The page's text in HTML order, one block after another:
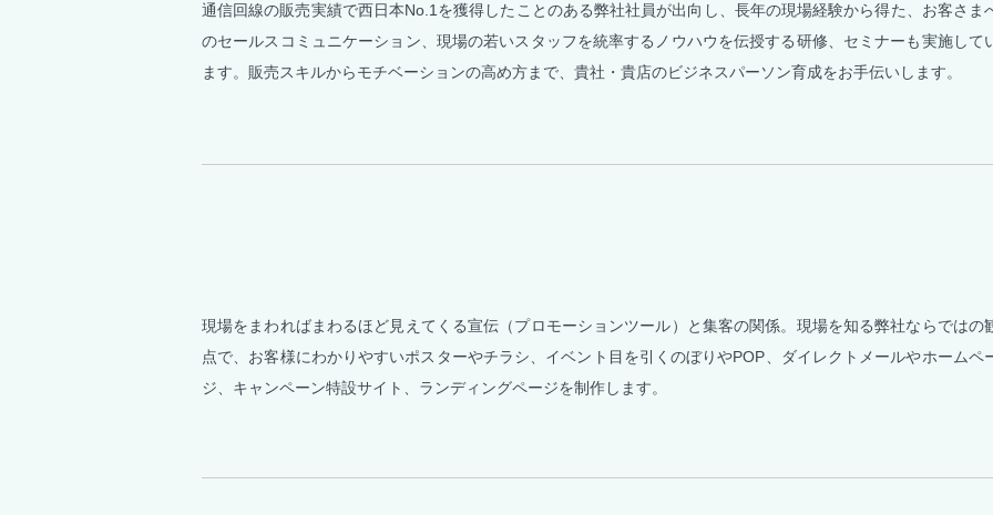
通信回線の販売実績で西日本No.1を獲得したことのある弊社社員が出向し、長年の現場経験から得た、お客さま
のセールスコミュニケーション、現場の若いスタッフを統率するノウハウを伝授する研修、セミナーも実施して
ます。販売スキルからモチベーションの高め方まで、貴社・貴店のビジネスパーソン育成をお手伝いします。
現場をまわればまわるほど見えてくる宣伝（プロモーションツール）と集客の関係。現場を知る弊社ならではの
点で、お客様にわかりやすいポスターやチラシ、イベント目を引くのぼりやPOP、ダイレクトメールやホームペ
ジ、キャンペーン特設サイト、ランディングページを制作します。